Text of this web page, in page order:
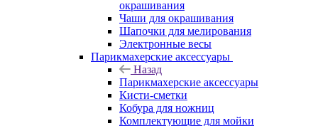
окрашивания
Чаши для окрашивания
Шапочки для мелирования
Электронные весы
Парикмахерские аксессуары
Назад
Парикмахерские аксессуары
Кисти-сметки
Кобура для ножниц
Комплектующие для мойки